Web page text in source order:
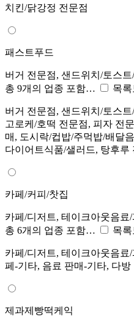
치킨/닭강정 전문점
패스트푸드
버거 전문점, 샌드위치/토스
총 9개의 업종 포함…
목록
버거 전문점, 샌드위치/토스
고로케/호떡 전문점, 피자 전
매, 도시락/컵밥/주먹밥/배달
다이어트식품/샐러드, 탕후루
카페/커피/찻집
카페/디저트, 테이크아웃음료
총 6개의 업종 포함…
목록
카페/디저트, 테이크아웃음
페-기타, 음료 판매-기타, 다방
제과제빵떡케익